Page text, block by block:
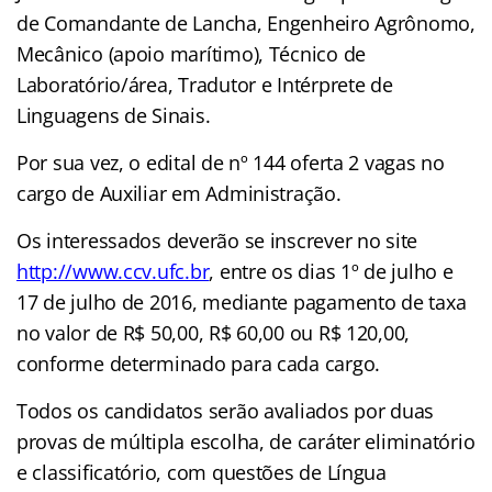
de Comandante de Lancha, Engenheiro Agrônomo,
Mecânico (apoio marítimo), Técnico de
Laboratório/área, Tradutor e Intérprete de
Linguagens de Sinais.
Por sua vez, o edital de nº 144 oferta 2 vagas no
cargo de Auxiliar em Administração.
Os interessados deverão se inscrever no site
http://www.ccv.ufc.br, entre os dias 1º de julho e
17 de julho de 2016, mediante pagamento de taxa
no valor de R$ 50,00, R$ 60,00 ou R$ 120,00,
conforme determinado para cada cargo.
Todos os candidatos serão avaliados por duas
provas de múltipla escolha, de caráter eliminatório
e classificatório, com questões de Língua